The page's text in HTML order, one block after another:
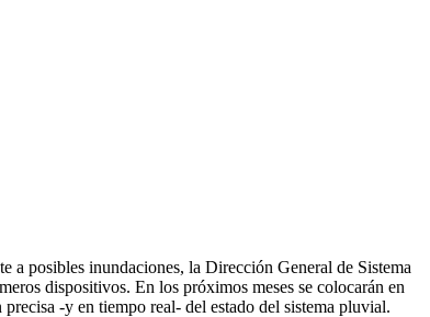
a posibles inundaciones, la Dirección General de Sistema
dispositivos. En los próximos meses se colocarán en
-y en tiempo real- del estado del sistema pluvial.